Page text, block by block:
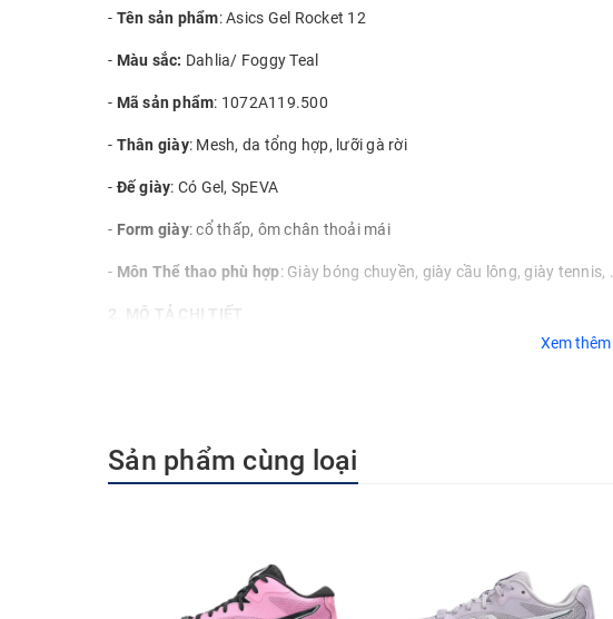
- Tên sản phẩm: Asics Gel Rocket 12
- Màu sắc: Dahlia/ Foggy Teal
- Mã sản phẩm: 1072A119.500
- Thân giày: Mesh, da tổng hợp, lưỡi gà rời
- Đế giày: Có Gel, SpEVA
- Form giày: cổ thấp, ôm chân thoải mái
- Môn Thể thao phù hợp: Giày bóng chuyền, giày cầu lông, giày tennis,
2. MÔ TẢ CHI TIẾT
Trong khi đó, ứng dụng TRUSSTIC™ ở đế giữa giúp cải thiện độ ổn
Công nghệ & Chất liệu
Xem thêm
Sản phẩm cùng loại